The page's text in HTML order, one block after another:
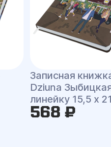
Записная
Dziuna
линейку 15,5 x
568 ₽